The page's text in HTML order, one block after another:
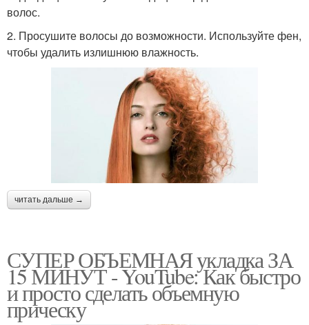
волос.
2. Просушите волосы до возможности. Используйте фен,
чтобы удалить излишнюю влажность.
читать дальше →
СУПЕР ОБЪЕМНАЯ укладка ЗА
15 МИНУТ ‍- YouTube: Как быстро
и просто сделать объемную
прическу